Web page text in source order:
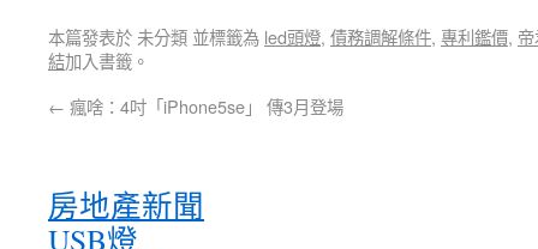
本篇發表於 未分類 並標籤為 led頭燈, 債務調解條件, 專利鑑價,
結加入書籤。
← 瘋啥：4吋「iPhone5se」 傳3月登場
房地產新聞
USB燈